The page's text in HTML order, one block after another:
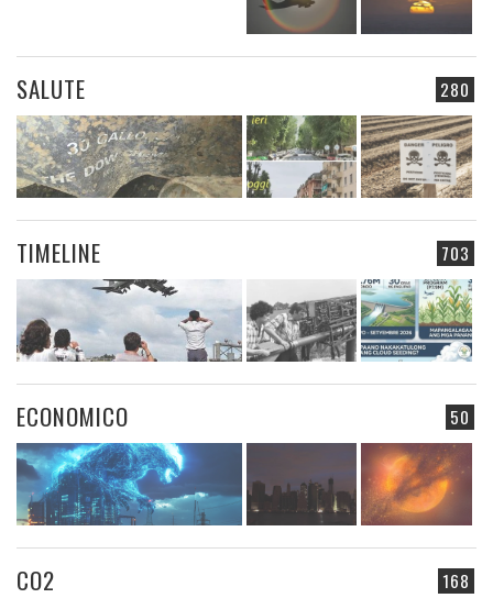
280
SALUTE
703
TIMELINE
50
ECONOMICO
168
CO2